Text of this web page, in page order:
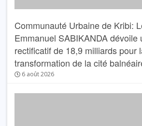
Communauté Urbaine de Kribi:
Emmanuel SABIKANDA dévoile
rectificatif de 18,9 milliards pour
transformation de la cité
6 août 2026